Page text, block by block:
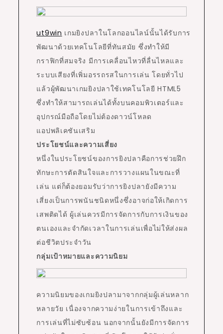
ut9win เกมยิงปลาในโลกออนไลน์นั้นได้รับการ
พัฒนาด้วยเทคโนโลยีที่ทันสมัย ซึ่งทำให้มี
กราฟิกที่สมจริง มีการเคลื่อนไหวที่ลื่นไหลและ
ระบบเสียงที่เพิ่มอรรถรสในการเล่น โดยทั่วไป
แล้วผู้พัฒนาเกมยิงปลาใช้เทคโนโลยี HTML5
ซึ่งทำให้สามารถเล่นได้ทั้งบนคอมพิวเตอร์และ
อุปกรณ์มือถือโดยไม่ต้องดาวน์โหลด
แอปพลิเคชันเสริม
ประโยชน์และความเสี่ยง
หนึ่งในประโยชน์ของการยิงปลาคือการช่วยฝึก
ทักษะการตัดสินใจและการวางแผนในขณะที่
เล่น แต่ก็ต้องยอมรับว่าการยิงปลายังมีความ
เสี่ยงเป็นการพนันชนิดหนึ่งซึ่งอาจก่อให้เกิดการ
เสพติดได้ ผู้เล่นควรมีการจัดการกับการเงินของ
ตนเองและจำกัดเวลาในการเล่นเพื่อไม่ให้ส่งผล
ต่อชีวิตประจำวัน
กลุ่มเป้าหมายและความนิยม
ความนิยมของเกมยิงปลามาจากกลุ่มผู้เล่นหลาก
หลายวัย เนื่องจากความง่ายในการเข้าถึงและ
การเล่นที่ไม่ซับซ้อน นอกจากนั้นยังมีการจัดการ